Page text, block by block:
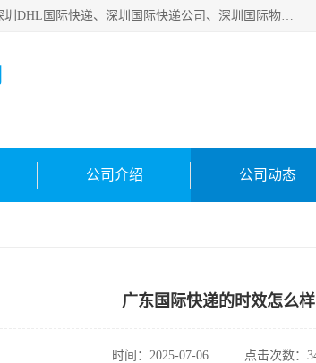
深圳市鑫飞速国际物流有限公司是一家从事深圳国际快递，业务涵盖范围：深圳DHL国际快递、深圳国际快递公司、深圳国际物流公司、深圳国际快递、深圳DHL国际快递电话可拨打全国服务热线：15019287411。欢迎各位亲来人来电到我司洽谈合作。
公司介绍 公司动态
广东国际快递的时效怎么样
时间：2025-07-06 点击次数：